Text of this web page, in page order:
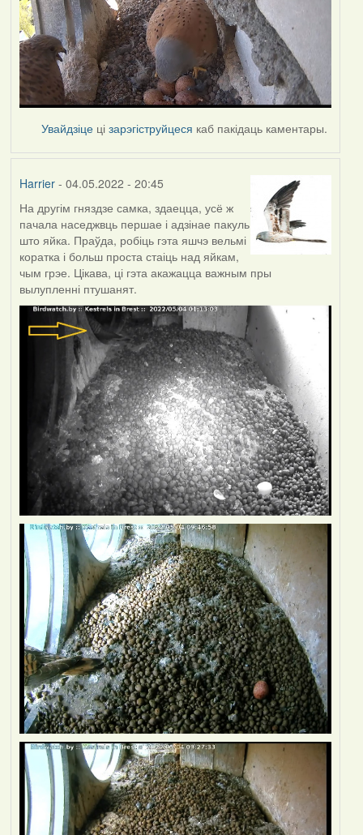
Увайдзіце цізарэгіструйцеся каб пакідаць каментары.
Harrier- 04.05.2022 - 20:45
На другім гняздзе самка, здаецца, усё ж
пачала наседжвць першае і адзінае пакуль
што яйка. Праўда, робіць гэта яшчэ вельмі
коратка і больш проста стаіць над яйкам,
чым грэе. Цікава, ці гэта акажацца важным пры
вылупленні птушанят.